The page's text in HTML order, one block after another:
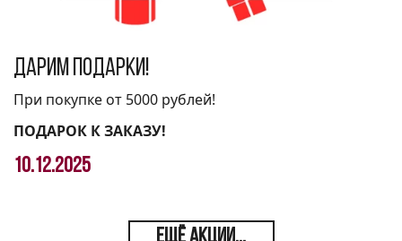
Дарим подарки!
При покупке от 5000 рублей!
ПОДАРОК К ЗАКАЗУ!
10.12.2025
ЕЩЁ АКЦИИ...